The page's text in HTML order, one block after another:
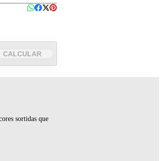
CALCULAR
sortidas que